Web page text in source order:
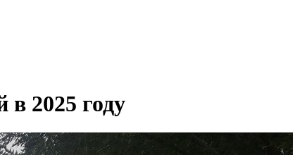
в 2025 году